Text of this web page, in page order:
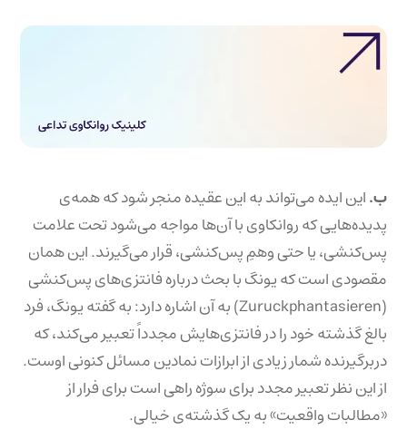
ب.این ایده می‌تواند به این عقیده منجر شود که همه‌ی
پدیده‌هایی که روانکاوی با آن‌ها مواجه می‌شود تحت علامت
پس‌کنشی، یا حتی وهمِ پس‌کنشی، قرار می‌گیرند. این همان
مقصودی است که یونگ با بحث درباره فانتزی‌های پس‌کنشی
(Zuruckphantasieren) به آن اشاره دارد: به گفته یونگ، فرد
بالغ گذشته خود را در فانتزی‌هایش مجدداً تعبیر می‌کند، که
دربرگیرنده شمار زیادی از ابرازات نمادین مسائل کنونی اوست.
از این نظر تعبیر مجدد برای سوژه راهی است برای فرار از
«مطالبات واقعیت» به یک گذشته‌ی خیالی.